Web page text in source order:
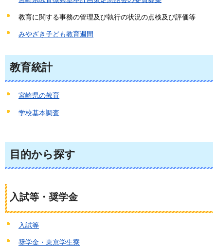
教育に関する事務の管理及び執行の状況の点検及び評価等
みやざき子ども教育週間
教育統計
宮崎県の教育
学校基本調査
目的から探す
入試等・奨学金
入試等
奨学金・東京学生寮